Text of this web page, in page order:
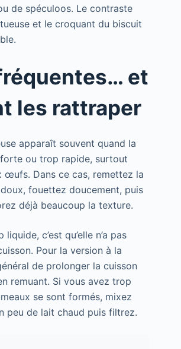
de spéculoos. Le contraste
et le croquant du biscuit
et
les rattraper
apparaît souvent quand la
ou trop rapide, surtout
œufs. Dans ce cas, remettez la
fouettez doucement, puis
déjà beaucoup la texture.
c’est qu’elle n’a pas
Pour la version à la
de prolonger la cuisson
remuant. Si vous avez trop
se sont formés, mixez
peu de lait chaud puis filtrez.